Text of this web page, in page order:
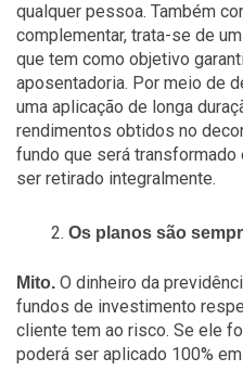
qualquer pessoa. Também
complementar, trata-se de
que tem como objetivo
aposentadoria. Por meio de
uma aplicação de longa
rendimentos obtidos no
fundo que será transformado
ser retirado integralmente.
Os planos são
Mito. O dinheiro da
fundos de investimento
cliente tem ao risco. Se ele
poderá ser aplicado 100%